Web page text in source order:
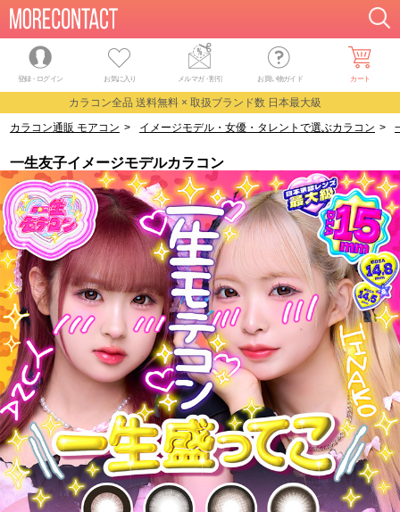
登録・ログイン お気に入り メルマガ・割引 お買い物ガイド カート
カラコン全品 送料無料 × 取扱ブランド数 日本最大級
カラコン通販 モアコン > イメージモデル・女優・タレントで選ぶカラコン >
一生友子イメージモデルカラコン